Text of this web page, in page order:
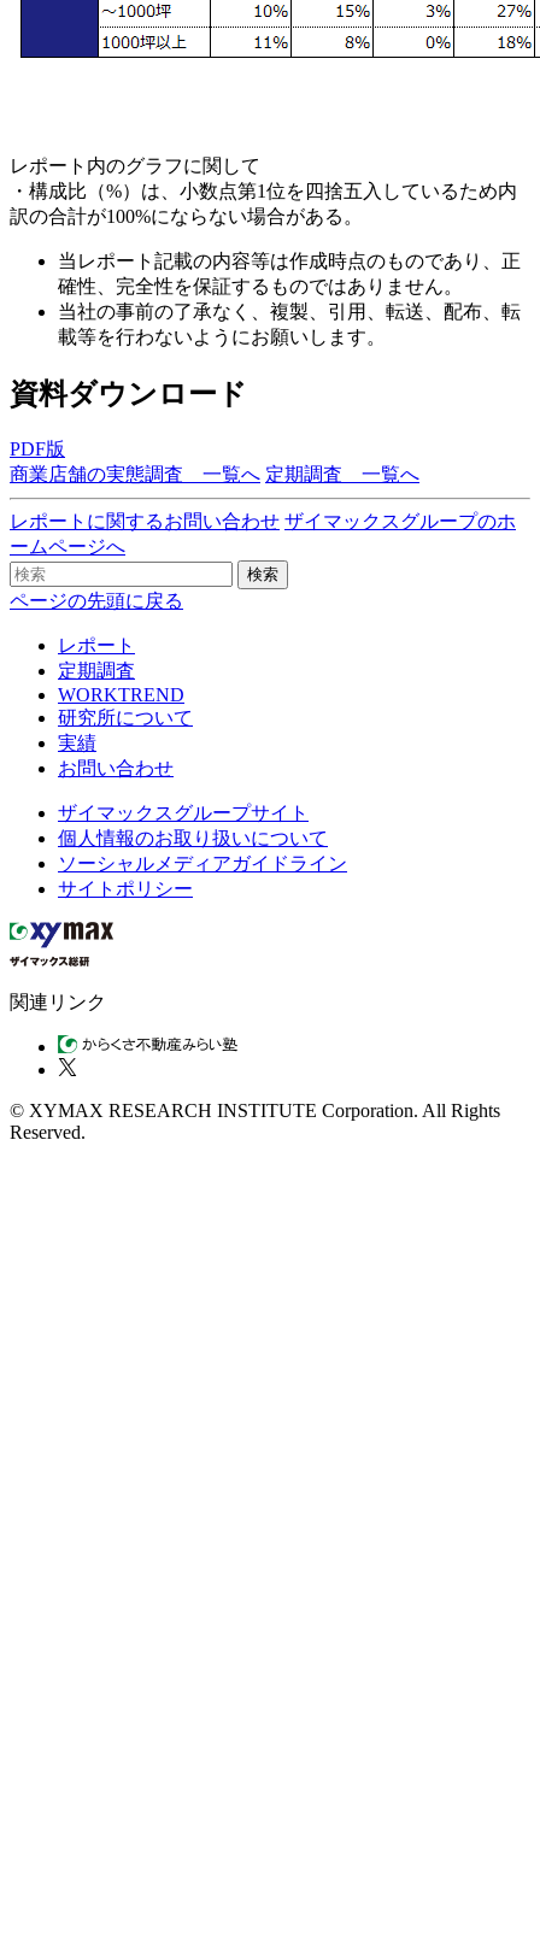
レポート内のグラフに関して
・構成比（%）は、小数点第1位を四捨五入しているため内
訳の合計が100%にならない場合がある。
当レポート記載の内容等は作成時点のものであり、正
確性、完全性を保証するものではありません。
当社の事前の了承なく、複製、引用、転送、配布、転
載等を行わないようにお願いします。
資料ダウンロード
PDF版
商業店舗の実態調査 一覧へ 定期調査 一覧へ
レポートに関するお問い合わせ ザイマックスグループのホ
ームページへ
検索
ページの先頭に戻る
レポート
定期調査
WORKTREND
研究所について
実績
お問い合わせ
ザイマックスグループサイト
個人情報のお取り扱いについて
ソーシャルメディアガイドライン
サイトポリシー
関連リンク
© XYMAX RESEARCH INSTITUTE Corporation. All Rights
Reserved.